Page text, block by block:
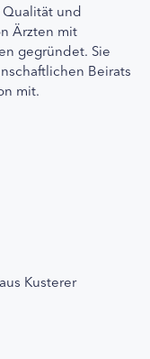
Qualität und
Ärzten mit
gegründet. Sie
Beirats
mit.
Kusterer